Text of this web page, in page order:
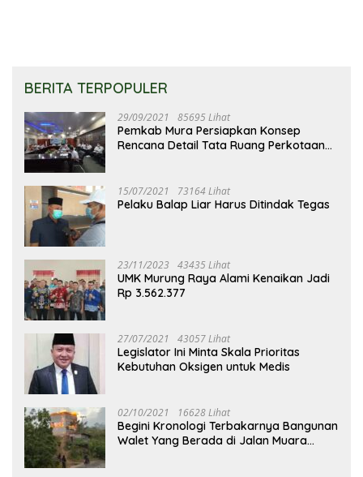
BERITA TERPOPULER
29/09/2021 85695 Lihat
Pemkab Mura Persiapkan Konsep
Rencana Detail Tata Ruang Perkotaan
15/07/2021 73164 Lihat
Pelaku Balap Liar Harus Ditindak Tegas
23/11/2023 43435 Lihat
UMK Murung Raya Alami Kenaikan Jadi
Rp 3.562.377
27/07/2021 43057 Lihat
Legislator Ini Minta Skala Prioritas
Kebutuhan Oksigen untuk Medis
02/10/2021 16628 Lihat
Begini Kronologi Terbakarnya Bangunan
Walet Yang Berada di Jalan Muara